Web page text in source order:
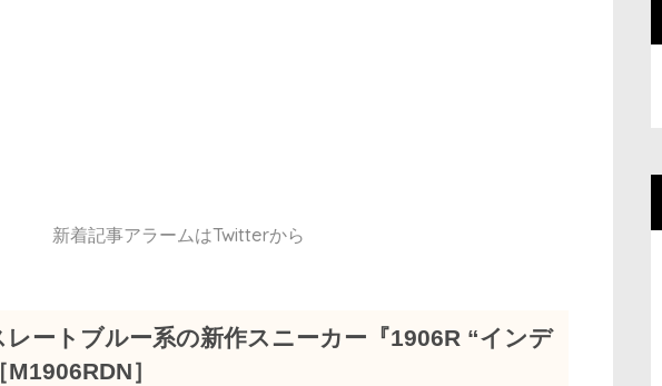
新着記事アラームはTwitterから
ートブルー系の新作スニーカー『1906R “インデ
］